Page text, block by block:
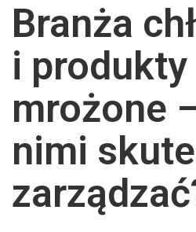
Branża
i produkty
mrożone
nimi